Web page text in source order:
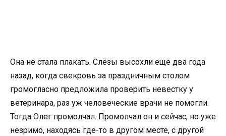
Она не стала плакать. Слёзы высохли ещё два года
назад, когда свекровь за праздничным столом
громогласно предложила проверить невестку у
ветеринара, раз уж человеческие врачи не помогли.
Тогда Олег промолчал. Промолчал он и сейчас, но уже
незримо, находясь где-то в другом месте, с другой